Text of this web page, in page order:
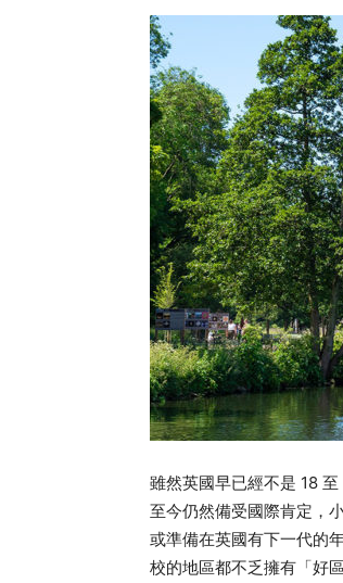
雖然英國早已經不是 18
至今仍然備受國際肯定，
或準備在英國有下一代的
校的地區都不乏擁有「好